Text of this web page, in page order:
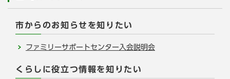
市からのお知らせを知りたい
ファミリーサポートセンター入会説明会
くらしに役立つ情報を知りたい